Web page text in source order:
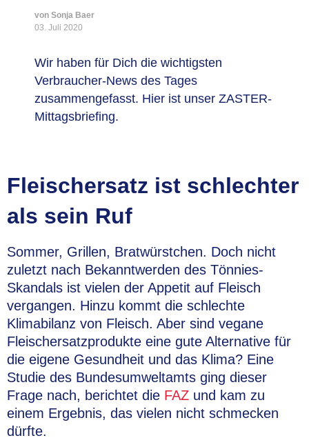
von Sonja Baer
03. Juli 2020
Wir haben für Dich die wichtigsten
Verbraucher-News des Tages
zusammengefasst. Hier ist unser ZASTER-
Mittagsbriefing.
Fleischersatz ist schlechter
als sein Ruf
Sommer, Grillen, Bratwürstchen. Doch nicht
zuletzt nach Bekanntwerden des Tönnies-
Skandals ist vielen der Appetit auf Fleisch
vergangen. Hinzu kommt die schlechte
Klimabilanz von Fleisch. Aber sind vegane
Fleischersatzprodukte eine gute Alternative für
die eigene Gesundheit und das Klima? Eine
Studie des Bundesumweltamts ging dieser
Frage nach, berichtet die FAZ und kam zu
einem Ergebnis, das vielen nicht schmecken
dürfte.